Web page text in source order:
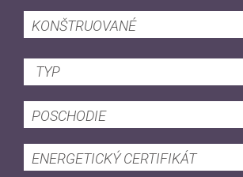
KONŠTRUOVANÉ
TYP
POSCHODIE
ENERGETICKÝ CERTIFIKÁT